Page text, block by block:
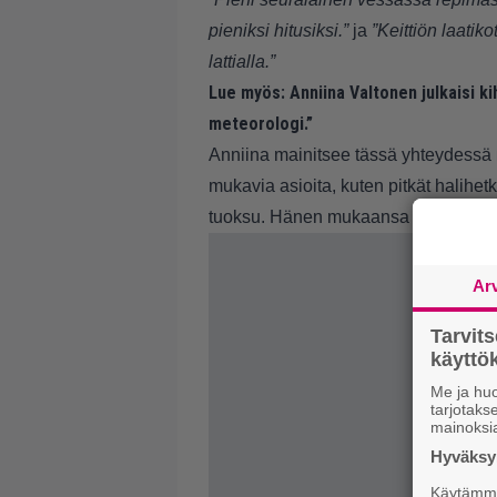
pieniksi hitusiksi.”ja ”Keittiön
lattialla.”
Lue myös: Anniina Valtonen julkaisi
meteorologi.”
Anniina mainitsee tässä
mukavia asioita, kuten pitkät
tuoksu. Hänen mukaansa nämä
Me ja